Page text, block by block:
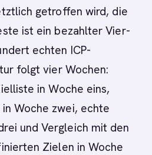
getroffen wird, die
ist ein bezahlter Vier-
echten ICP-
folgt vier Wochen:
in Woche eins,
Woche zwei, echte
und Vergleich mit den
Zielen in Woche